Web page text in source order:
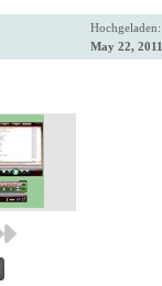
Hochgeladen:
May 22, 2011